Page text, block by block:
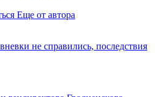
Еще от автора
не справились, последствия